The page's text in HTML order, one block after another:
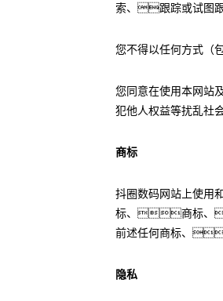
索、跟踪或试图
您不得以任何方式（
您同意在使用本网
犯他人权益等扰乱社
商标
抖圈数码网站上使
标、商标、
前述任何商标、
隐私